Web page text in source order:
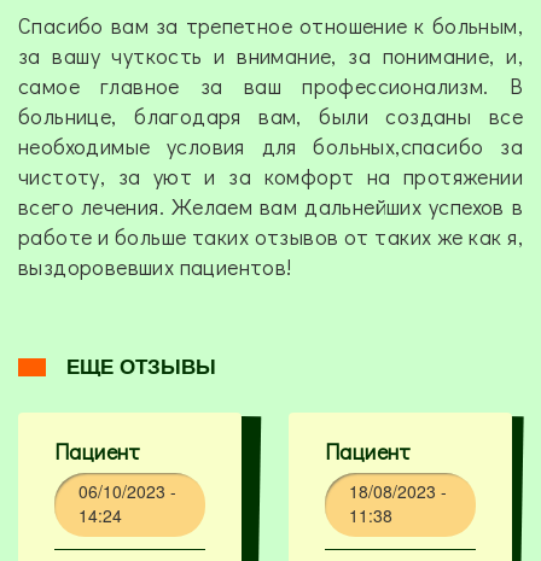
Спасибо вам за трепетное отношение к больным,
за вашу чуткость и внимание, за понимание, и,
самое главное за ваш профессионализм. В
больнице, благодаря вам, были созданы все
необходимые условия для больных,спасибо за
чистоту, за уют и за комфорт на протяжении
всего лечения. Желаем вам дальнейших успехов в
работе и больше таких отзывов от таких же как я,
выздоровевших пациентов!
ЕЩЕ ОТЗЫВЫ
Пациент
06/10/2023 -
14:24
Пациент
18/08/2023 -
11:38